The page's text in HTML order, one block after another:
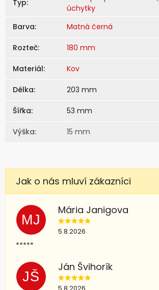
Typ:
úchytky
Barva: Matná černá
Rozteč: 180 mm
Materiál: Kov
Délka: 203 mm
Šířka: 53 mm
Výška: 15 mm
MJ
Mária Janigova
5.8.2026
*****
JŠ
Ján Švihorík
5.8.2026